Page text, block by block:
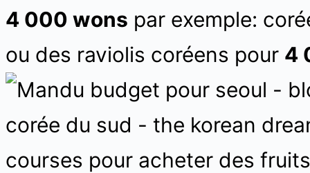
4 000 wons par exemple:
ou des raviolis coréens pour 4
courses pour acheter des